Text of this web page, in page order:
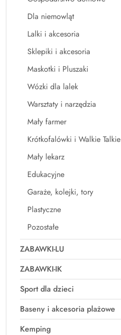
Dla niemowląt
Lalki i akcesoria
Sklepiki i akcesoria
Maskotki i Pluszaki
Wózki dla lalek
Warsztaty i narzędzia
Mały farmer
Krótkofalówki i Walkie Talkie
Mały lekarz
Edukacyjne
Garaże, kolejki, tory
Plastyczne
Pozostałe
ZABAWKI-LU
ZABAWKI-IK
Sport dla dzieci
Baseny i akcesoria plażowe
Kemping